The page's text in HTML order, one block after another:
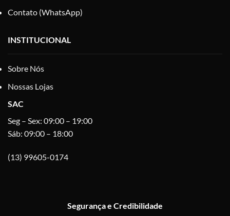
Contato (WhatsApp)
INSTITUCIONAL
Sobre Nós
Nossas Lojas
SAC
Seg – Sex: 09:00 – 19:00
Sáb: 09:00 – 18:00
(13) 99605-0174
Segurança e Credibilidade